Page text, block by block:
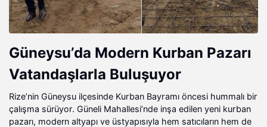
Güneysu’da Modern Kurban Pazarı
Vatandaşlarla Buluşuyor
Rize’nin Güneysu ilçesinde Kurban Bayramı öncesi hummalı bir
çalışma sürüyor. Güneli Mahallesi’nde inşa edilen yeni kurban
pazarı, modern altyapı ve üstyapısıyla hem satıcıların hem de